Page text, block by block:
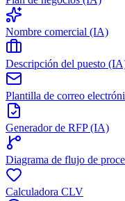
Nombre comercial (IA)
Descripción del puesto
Plantilla de correo
Generador de RFP (IA)
Diagrama de flujo de
Calculadora CLV